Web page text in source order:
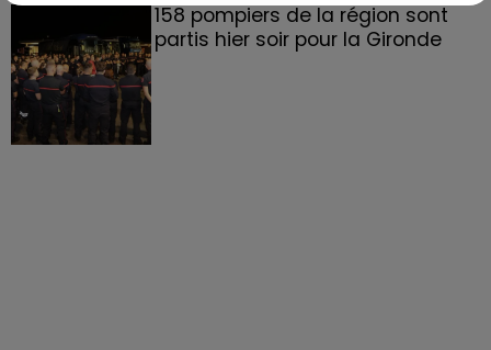
158 pompiers de la région sont
partis hier soir pour la Gironde